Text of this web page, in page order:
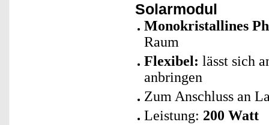
Solarmodul
Monokristallines
Raum
Flexibel: lässt sich
anbringen
Zum Anschluss an
Leistung: 200 Watt